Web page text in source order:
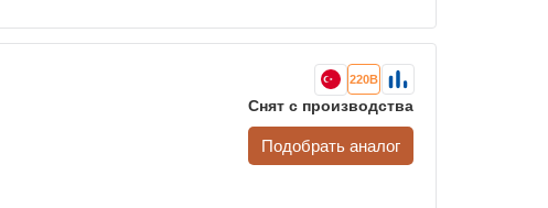
220В
Снят с производства
Подобрать аналог